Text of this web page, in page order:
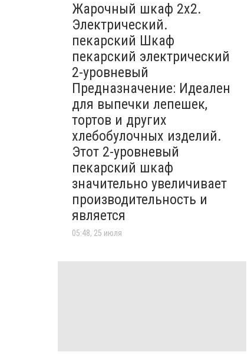
Жарочный шкаф 2х2.
Электрический.
пекарский Шкаф
пекарский электрический
2-уровневый
Предназначение: Идеален
для выпечки лепешек,
тортов и других
хлебобулочных изделий.
Этот 2-уровневый
пекарский шкаф
значительно увеличивает
производительность и
является
05:48, 25 июля